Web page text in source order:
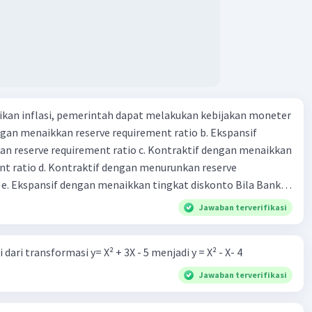
inflasi, pemerintah dapat melakukan kebijakan moneter
menaikkan reserve requirement ratio b. Ekspansif
reserve requirement ratio c. Kontraktif dengan menaikkan
ratio d. Kontraktif dengan menurunkan reserve
dengan menaikkan tingkat diskonto Bila Bank
kebijakan moneter ekspansif, ceteris paribus maka .... a.
di mana bentuk kurva jumlah uang beredar (penawaran
(penawaran uang) naik dari kiri bawah ke kanan atas
di mana bentuk kurva jumlah uang beredar
Jawaban terverifikasi
transformasi y= X² + 3X - 5 menjadi y = X² - X- 4
Jawaban terverifikasi